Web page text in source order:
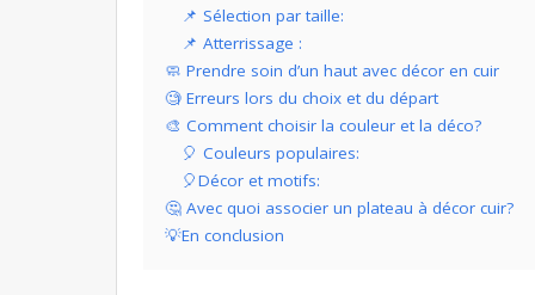
📌 Sélection par taille:
📌 Atterrissage :
🧼 Prendre soin d’un haut avec décor en cuir
🧐 Erreurs lors du choix et du départ
🎨 Comment choisir la couleur et la déco?
🎈 Couleurs populaires:
🎈Décor et motifs:
🤔 Avec quoi associer un plateau à décor cuir?
💡En conclusion